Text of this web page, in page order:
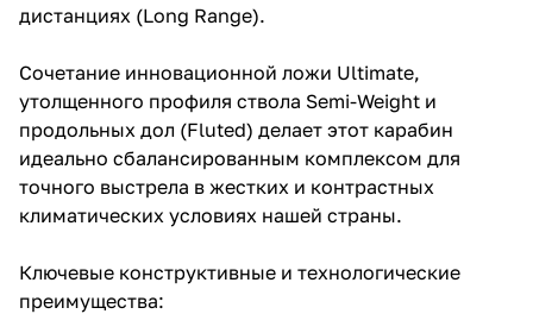
дистанциях (Long Range).
Сочетание инновационной ложи Ultimate,
утолщенного профиля ствола Semi-Weight и
продольных дол (Fluted) делает этот карабин
идеально сбалансированным комплексом для
точного выстрела в жестких и контрастных
климатических условиях нашей страны.
Ключевые конструктивные и технологические
преимущества: